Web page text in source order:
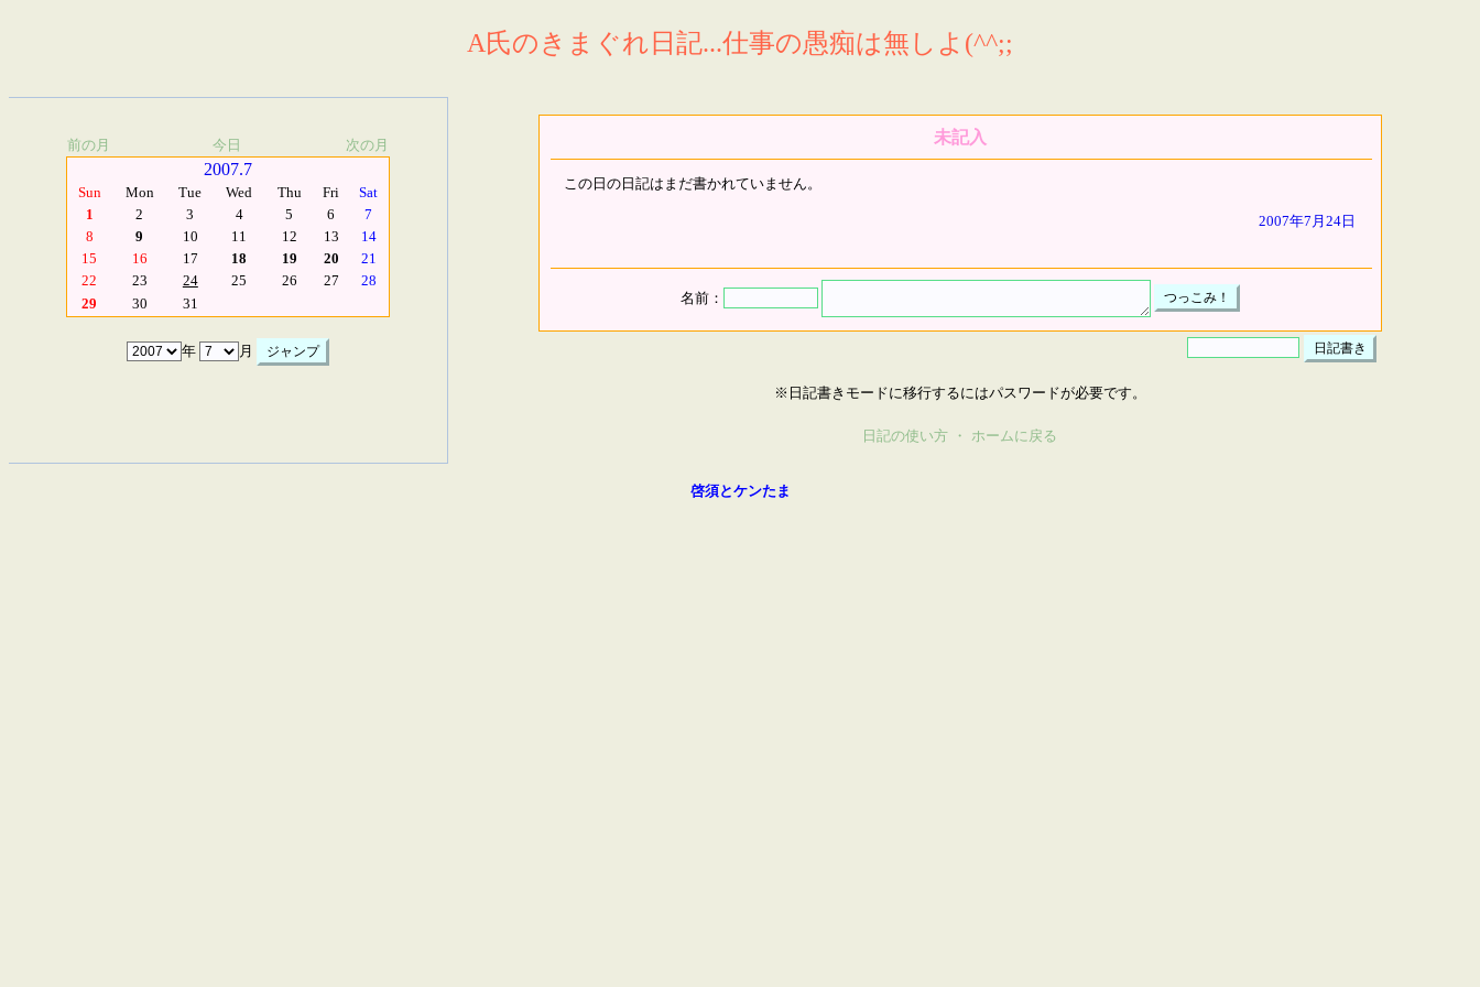
A氏のきまぐれ日記...仕事の愚痴は無しよ(^^;;
前の月 今日 次の月
2007.7
Sun Mon Tue Wed Thu Fri
Sat
1
2 3 4 5 6
7
8
9 10 11 12 13
14
15
16 17 18 19 20
21
22
23 24 25 26 27
28
29
30 31
年 月
未記入
この日の日記はまだ書かれていません。
2007年7月24日
名前：
※日記書きモードに移行するにはパスワードが必要です。
日記の使い方 ・ ホームに戻る
啓須とケンたま